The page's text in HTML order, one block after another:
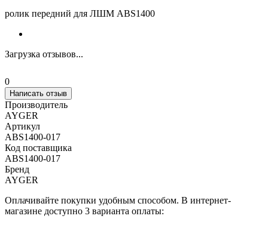
ролик передний для ЛШМ ABS1400
Загрузка отзывов...
0
Написать отзыв
Производитель
AYGER
Артикул
ABS1400-017
Код поставщика
ABS1400-017
Бренд
AYGER
Оплачивайте покупки удобным способом. В интернет-
магазине доступно 3 варианта оплаты: